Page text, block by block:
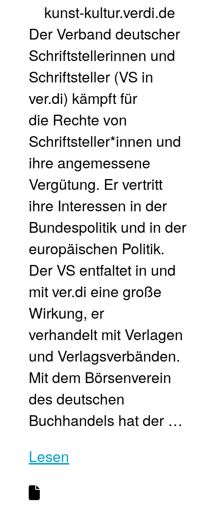
kunst-kultur.verdi.de
Der Verband deutscher
Schriftstellerinnen und
Schriftsteller (VS in
ver.di) kämpft für
die Rechte von
Schriftsteller*innen und
ihre angemessene
Vergütung. Er vertritt
ihre Interessen in der
Bundespolitik und in der
europäischen Politik.
Der VS entfaltet in und
mit ver.di eine große
Wirkung, er
verhandelt mit Verlagen
und Verlagsverbänden.
Mit dem Börsenverein
des deutschen
Buchhandels hat der …
Lesen